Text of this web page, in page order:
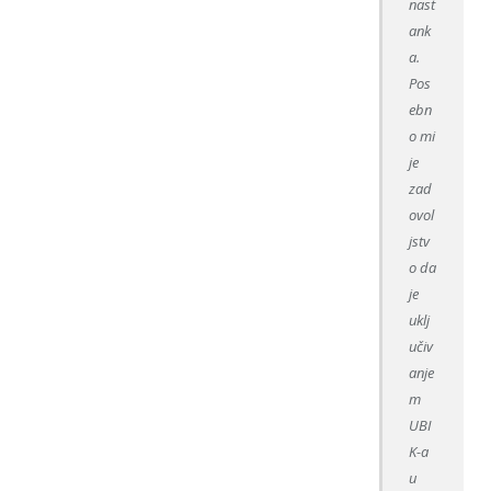
nast
ank
a.
Pos
ebn
o mi
je
zad
ovol
jstv
o da
je
uklj
učiv
anje
m
UBI
K-a
u